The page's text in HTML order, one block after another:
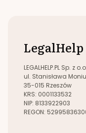
Zachowek Wrocław
Zakładanie i rejestracja
LegalHelp
LEGALHELP.PL Sp. z
ul. Stanisława
35-015 Rzeszów
KRS: 0001133532
NIP: 8133922903
REGON: